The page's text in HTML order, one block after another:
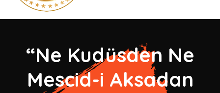
“Ne Kudüsden Ne
Mescid-i Aksadan